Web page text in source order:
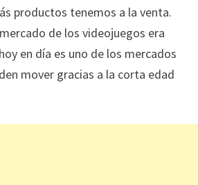
productos tenemos a la venta.
de los videojuegos era
en día es uno de los mercados
mover gracias a la corta edad